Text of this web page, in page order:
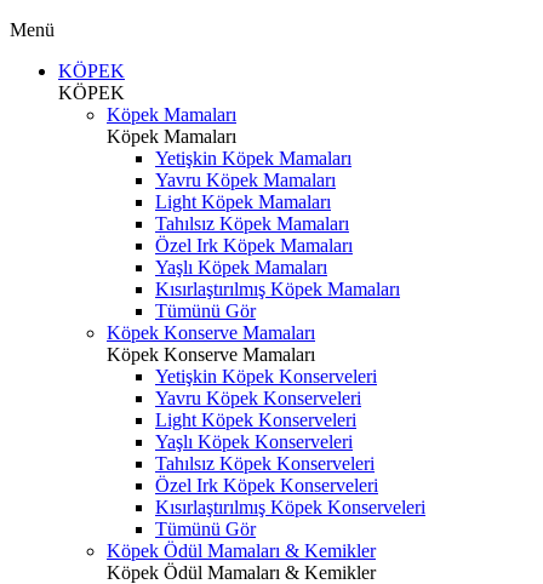
Menü
KÖPEK
KÖPEK
Köpek Mamaları
Köpek Mamaları
Yetişkin Köpek Mamaları
Yavru Köpek Mamaları
Light Köpek Mamaları
Tahılsız Köpek Mamaları
Özel Irk Köpek Mamaları
Yaşlı Köpek Mamaları
Kısırlaştırılmış Köpek Mamaları
Tümünü Gör
Köpek Konserve Mamaları
Köpek Konserve Mamaları
Yetişkin Köpek Konserveleri
Yavru Köpek Konserveleri
Light Köpek Konserveleri
Yaşlı Köpek Konserveleri
Tahılsız Köpek Konserveleri
Özel Irk Köpek Konserveleri
Kısırlaştırılmış Köpek Konserveleri
Tümünü Gör
Köpek Ödül Mamaları & Kemikler
Köpek Ödül Mamaları & Kemikler